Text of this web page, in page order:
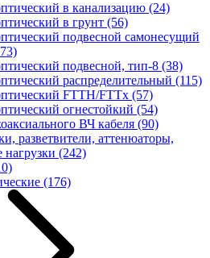
в канализацию (24)
в грунт (56)
подвесной самонесущий
подвесной, тип-8 (38)
распределительный (115)
FTTH/FTTx (57)
огнестойкий (54)
ВЧ кабеля (90)
разветвители, аттенюаторы,
нагрузки (242)
(176)